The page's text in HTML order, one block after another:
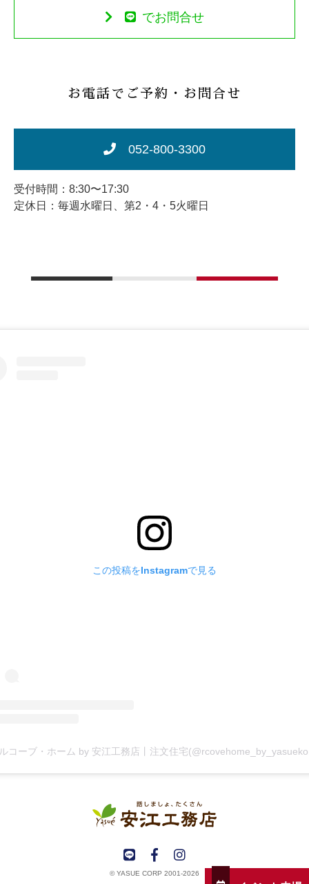
でお問合せ
お電話でご予約・お問合せ
052-800-3300
受付時間：8:30〜17:30
定休日：毎週水曜日、第2・4・5火曜日
この投稿をInstagramで見る
© YASUE CORP 2001-2026